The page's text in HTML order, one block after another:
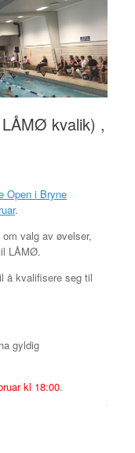
kvalik) ,
Open i Bryne
.
valg av øvelser,
LÅMØ.
å kvalifisere seg til
gyldig
kl 18:00.